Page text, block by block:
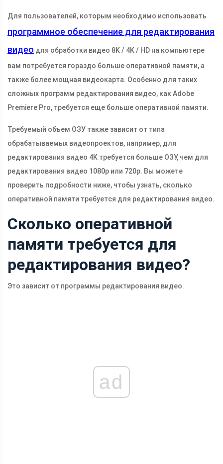
Для пользователей, которым необходимо использовать
программное обеспечение для редактирования
видео для обработки видео 8K / 4K / HD на компьютере
вам потребуется гораздо больше оперативной памяти, а
также более мощная видеокарта. Особенно для таких
сложных программ редактирования видео, как Adobe
Premiere Pro, требуется еще больше оперативной памяти.
Требуемый объем ОЗУ также зависит от типа
обрабатываемых видеопроектов, например, для
редактирования видео 4K требуется больше ОЗУ, чем для
редактирования видео 1080p или 720p. Вы можете
проверить подробности ниже, чтобы узнать, сколько
оперативной памяти требуется для редактирования видео.
Сколько оперативной
памяти требуется для
редактирования видео?
Это зависит от программы редактирования видео.
ad